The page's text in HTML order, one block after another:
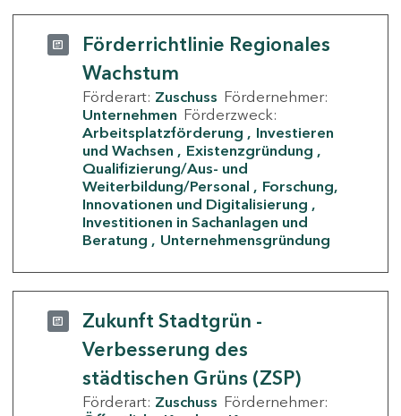
Förderrichtlinie Regionales
Wachstum
Förderart: Zuschuss Fördernehmer:
Unternehmen Förderzweck:
Arbeitsplatzförderung
Investieren
und Wachsen
Existenzgründung
Qualifizierung/Aus- und
Weiterbildung/Personal
Forschung,
Innovationen und Digitalisierung
Investitionen in Sachanlagen und
Beratung
Unternehmensgründung
Zukunft Stadtgrün -
Verbesserung des
städtischen Grüns (ZSP)
Förderart: Zuschuss Fördernehmer: